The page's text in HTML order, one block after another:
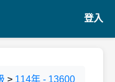
登入
> 114年 - 13600